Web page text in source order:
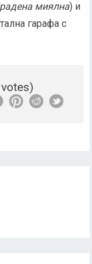
миялна) и
гарафа с